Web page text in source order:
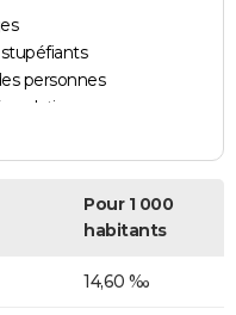
personnes
Pour 1 000
habitants
14,60 ‰